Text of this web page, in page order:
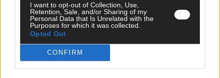
I want to opt-out of Collection, Use,
Retention, Sale, and/or Sharing of my
Personal Data that Is Unrelated with the
Purposes for which it was collected.
Opted Out
CONFIRM
Tipps & Tricks
Brainpower
Specials
Meinung
Streams & Storys